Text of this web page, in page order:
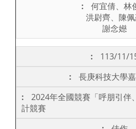
何宜倩、林
洪尉齊、陳
謝念嬨
113/11/
長庚科技大學
2024年全國競賽「呼朋引伴
計競賽